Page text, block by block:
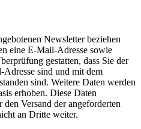
Newsletter beziehen
eine E-Mail-Adresse sowie
gestatten, dass Sie der
Adresse sind und mit dem
sind. Weitere Daten werden
erhoben. Diese Daten
Versand der angeforderten
an Dritte weiter.